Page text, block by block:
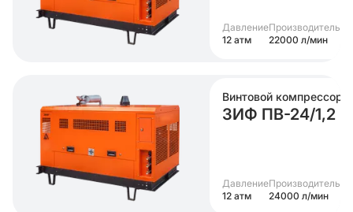
Давление
12 атм
22000 л/мин
Винтовой компрессор
ЗИФ ПВ-24/1,2
Давление
12 атм
24000 л/мин